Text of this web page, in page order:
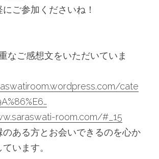
ご参加くださいね！
なご感想文をいただいていま
cate
room.com/#_15
のある方とお会いできるのを心か
います。